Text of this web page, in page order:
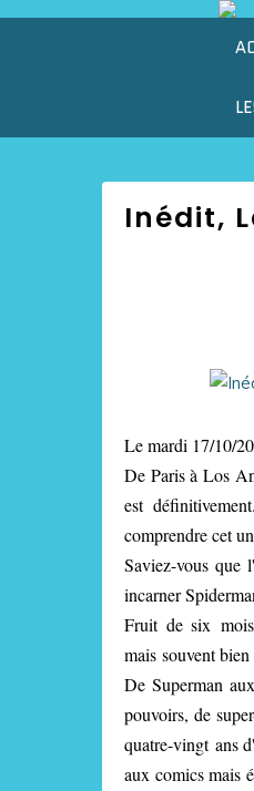
Inédit,
Le mardi 17/10/
De Paris à Los
est
comprendre cet
Saviez-vous que
incarner
Fruit de six
mais souvent
De Superman
pouvoirs, de
quatre-vingt ans
aux comics mais